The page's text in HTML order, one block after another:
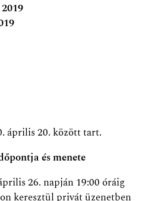
április 20. között tart.
és menete
26. napján 19:00 óráig
keresztül privát üzenetben